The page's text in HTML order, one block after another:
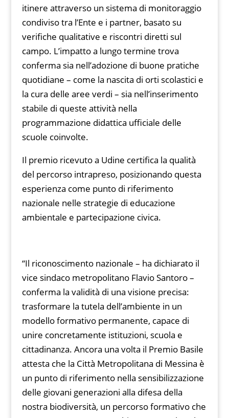
itinere attraverso un sistema di monitoraggio
condiviso tra l’Ente e i partner, basato su
verifiche qualitative e riscontri diretti sul
campo. L’impatto a lungo termine trova
conferma sia nell’adozione di buone pratiche
quotidiane – come la nascita di orti scolastici e
la cura delle aree verdi – sia nell’inserimento
stabile di queste attività nella
programmazione didattica ufficiale delle
scuole coinvolte.
Il premio ricevuto a Udine certifica la qualità
del percorso intrapreso, posizionando questa
esperienza come punto di riferimento
nazionale nelle strategie di educazione
ambientale e partecipazione civica.
“Il riconoscimento nazionale – ha dichiarato il
vice sindaco metropolitano Flavio Santoro –
conferma la validità di una visione precisa:
trasformare la tutela dell’ambiente in un
modello formativo permanente, capace di
unire concretamente istituzioni, scuola e
cittadinanza. Ancora una volta il Premio Basile
attesta che la Città Metropolitana di Messina è
un punto di riferimento nella sensibilizzazione
delle giovani generazioni alla difesa della
nostra biodiversità, un percorso formativo che